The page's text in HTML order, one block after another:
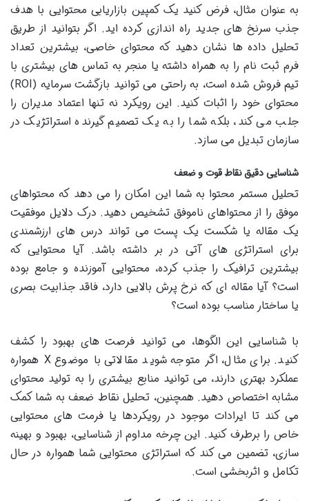
به عنوان مثال، فرض کنید یک کمپین بازاریابی محتوایی با هدف
جذب سرنخ های جدید راه اندازی کرده اید. اگر بتوانید از طریق
تحلیل داده ها نشان دهید که محتوای خاصی، بیشترین تعداد
فرم ثبت نام را به همراه داشته یا منجر به تماس های بیشتری با
تیم فروش شده است، به راحتی می توانید بازگشت سرمایه (ROI)
محتوای خود را اثبات کنید. این رویکرد نه تنها اعتماد مدیران را
جلب می کند، بلکه شما را به یک تصمیم گیرنده استراتژیک در
سازمان تبدیل می سازد.
شناسایی دقیق نقاط قوت و ضعف
تحلیل مستمر محتوا به شما این امکان را می دهد که محتواهای
موفق را از محتواهای ناموفق تشخیص دهید. درک دلایل موفقیت
یک مقاله یا شکست یک پست می تواند درس های ارزشمندی
برای استراتژی های آتی در بر داشته باشد. آیا محتوایی که
بیشترین ترافیک را جذب کرده، محتوایی آموزنده و جامع بوده
است؟ آیا مقاله ای که نرخ پرش بالایی دارد، فاقد جذابیت بصری
یا ساختار مناسب بوده است؟
با شناسایی این الگوها، می توانید فرصت های بهبود را کشف
کنید. برای مثال، اگر متوجه شوید مقالاتی با موضوع X همواره
عملکرد بهتری دارند، می توانید منابع بیشتری را به تولید محتوای
مشابه اختصاص دهید. همچنین، تحلیل نقاط ضعف به شما کمک
می کند تا ایرادات موجود در رویکردها یا فرمت های محتوایی
خاص را برطرف کنید. این چرخه مداوم از شناسایی، بهبود و بهینه
سازی، تضمین می کند که استراتژی محتوایی شما همواره در حال
تکامل و اثربخشی است.